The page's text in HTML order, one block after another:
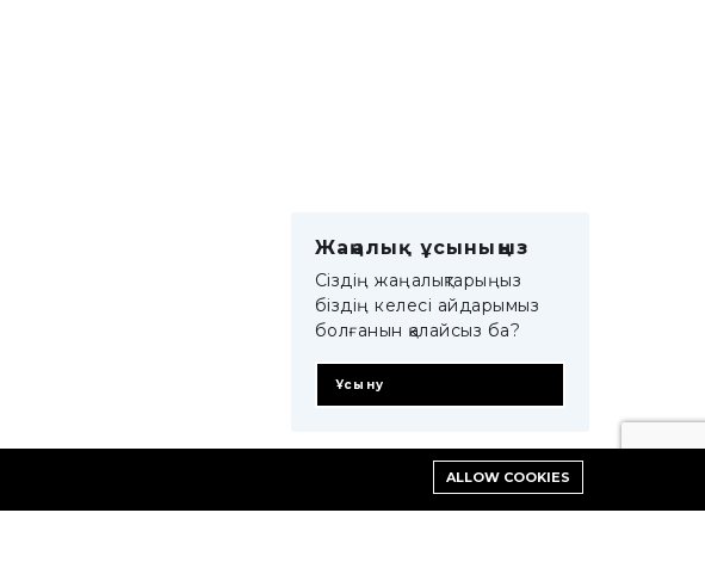
Жаңалық ұсыныңыз
Сіздің жаңалықтарыңыз
біздің келесі айдарымыз
болғанын қалайсыз ба?
Ұсыну
ALLOW COOKIES